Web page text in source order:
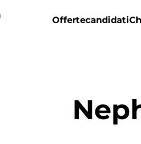
Offertecandidati